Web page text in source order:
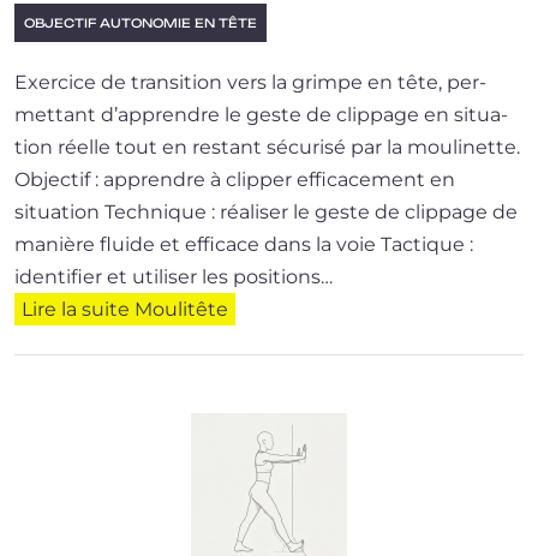
OBJECTIF AUTONOMIE EN TÊTE
Exercice de tran­si­tion vers la grimpe en tête, per­
met­tant d’ap­prendre le geste de clip­page en situa­
tion réelle tout en res­tant sécu­ri­sé par la moulinette.
Objectif : apprendre à clipper efficacement en
situation Technique : réa­li­ser le geste de clip­page de
manière fluide et effi­cace dans la voie Tactique :
iden­ti­fier et uti­li­ser les posi­tions…
Lire la suite Moulitête